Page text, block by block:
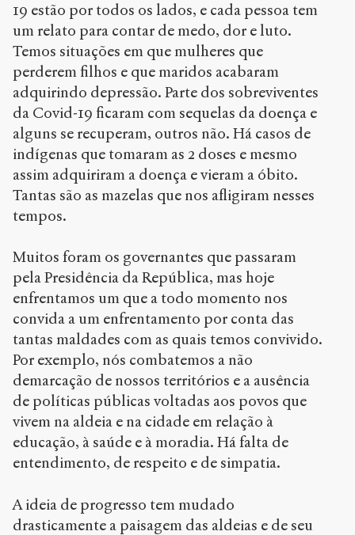
19 estão por todos os lados, e cada pessoa tem
um relato para contar de medo, dor e luto.
Temos situações em que mulheres que
perderem filhos e que maridos acabaram
adquirindo depressão. Parte dos sobreviventes
da Covid-19 ficaram com sequelas da doença e
alguns se recuperam, outros não. Há casos de
indígenas que tomaram as 2 doses e mesmo
assim adquiriram a doença e vieram a óbito.
Tantas são as mazelas que nos afligiram nesses
tempos.
Muitos foram os governantes que passaram
pela Presidência da República, mas hoje
enfrentamos um que a todo momento nos
convida a um enfrentamento por conta das
tantas maldades com as quais temos convivido.
Por exemplo, nós combatemos a não
demarcação de nossos territórios e a ausência
de políticas públicas voltadas aos povos que
vivem na aldeia e na cidade em relação à
educação, à saúde e à moradia. Há falta de
entendimento, de respeito e de simpatia.
A ideia de progresso tem mudado
drasticamente a paisagem das aldeias e de seu